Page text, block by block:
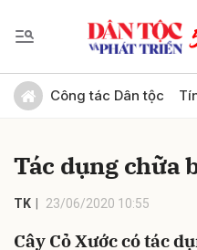
Công tác Dân tộc
Tác dụng chữa
TK 23/06/2020 10:55
Cây Cỏ Xước có tác
Gửi bình luận